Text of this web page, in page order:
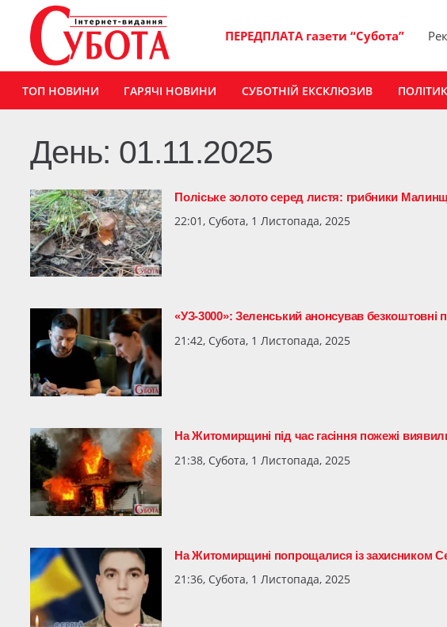
ПЕРЕДПЛАТА газети “Субота”
ТОП НОВИНИ ГАРЯЧІ НОВИНИ СУБОТНІЙ ЕКСКЛЮЗИВ
День: 01.11.2025
Поліське золото серед листя: грибники
22:01, Субота, 1 Листопада, 2025
«УЗ-3000»: Зеленський анонсував безкоштовні
21:42, Субота, 1 Листопада, 2025
На Житомирщині під час гасіння пожежі
21:38, Субота, 1 Листопада, 2025
На Житомирщині попрощалися із захисником
21:36, Субота, 1 Листопада, 2025